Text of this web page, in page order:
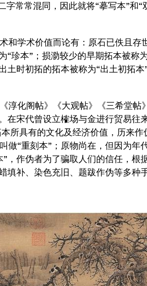
常常混同，因此就将“摹写本”和“
学术价值而论有：原石已佚且存
“珍本”；损泐较少的早期拓本被称
土时初拓的拓本被称为“出土初拓
化阁帖》《大观帖》《三希堂帖
在宋代曾设立榷场与金进行贸易往
本所具有的文化及经济价值，历来
做“重刻本”；原物尚在，但因为年
，作伪者为了骗取人们的信任，根
填补、染色充旧、题跋作伪等多种手